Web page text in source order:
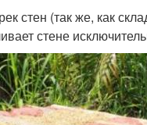
стен (так же, как
стене